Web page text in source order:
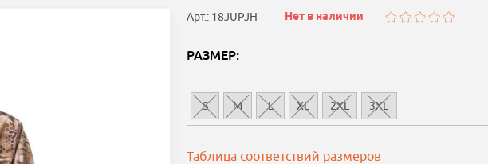
Арт.: 18JUPJH Нет в наличии
РАЗМЕР:
S M L XL 2XL 3XL
Таблица соответствий размеров